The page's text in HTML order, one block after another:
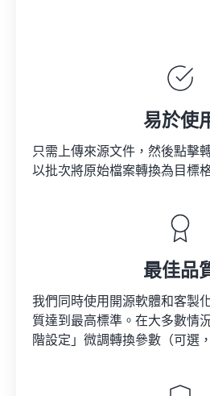
易於使
只需上傳來源文件，然後點擊
以批次將原始檔案轉換為目標
最佳品
我們同時使用開源軟體和客製
質達到最高標準。在大多數情
階設定」微調轉換參數（可選